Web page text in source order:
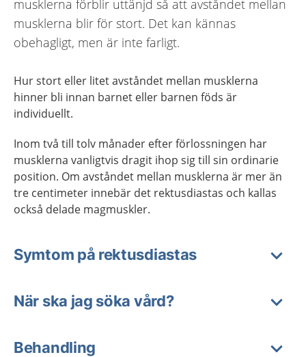
musklerna förblir uttänjd så att avståndet mellan
musklerna blir för stort. Det kan kännas
obehagligt, men är inte farligt.
Hur stort eller litet avståndet mellan musklerna
hinner bli innan barnet eller barnen föds är
individuellt.
Inom två till tolv månader efter förlossningen har
musklerna vanligtvis dragit ihop sig till sin ordinarie
position. Om avståndet mellan musklerna är mer än
tre centimeter innebär det rektusdiastas och kallas
också delade magmuskler.
Symtom på rektusdiastas
När ska jag söka vård?
Behandling